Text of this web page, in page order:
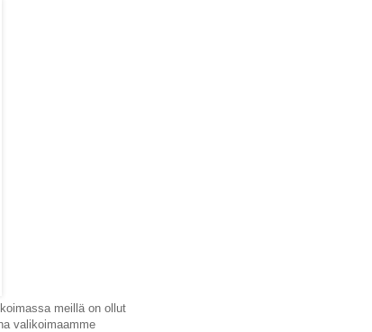
meillä on ollut
valikoimaamme